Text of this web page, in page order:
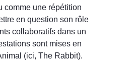
comme une répétition
en question son rôle
collaboratifs dans un
sont mises en
(ici, The Rabbit).